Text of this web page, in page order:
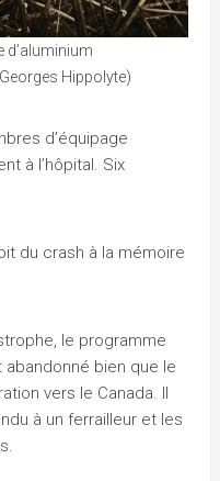
d’aluminium
Hippolyte)
d’équipage
à l’hôpital. Six
du crash à la mémoire
le programme
bien que le
vers le Canada. Il
à un ferrailleur et les